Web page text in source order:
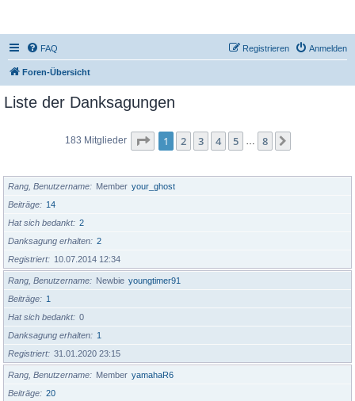
FAQ Anmelden
Registrieren
Foren-Übersicht
Liste der Danksagungen
183 Mitglieder Seite 1von
1 2 3 4 5 … 8
Rang, Benutzername Member your_ghost
Beiträge
14
Hat sich bedankt
2
Danksagung erhalten
2
Registriert
10.07.2014 12:34
Rang, Benutzername Newbie youngtimer91
Beiträge
1
Hat sich bedankt
0
Danksagung erhalten
1
Registriert
31.01.2020 23:15
Rang, Benutzername Member yamahaR6
Beiträge
20